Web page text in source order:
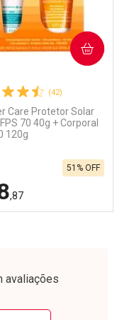
(42)
Care Protetor Solar
70 40g + Corporal
120g
,87
51% OFF
COMPRAR
avaliações